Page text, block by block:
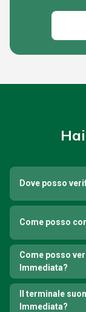
Dove posso
Come posso
Come posso
Immediata?
Il terminale
Immediata?